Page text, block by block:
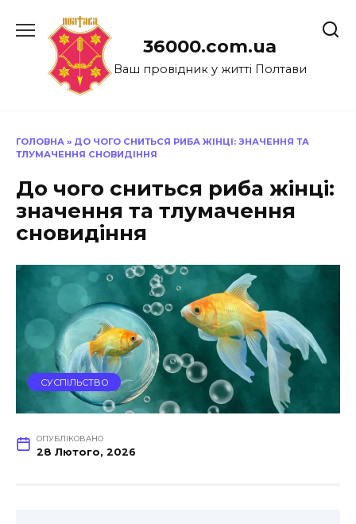
до
36000.com.ua
Ваш провідник у житті Полтави
ГОЛОВНА » ДО ЧОГО СНИТЬСЯ РИБА ЖІНЦІ: ЗНАЧЕННЯ ТА
ТЛУМАЧЕННЯ СНОВИДІННЯ
До чого сниться риба жінці:
значення та тлумачення
сновидіння
СУСПІЛЬСТВО
ОПУБЛІКОВАНО
28 Лютого, 2026